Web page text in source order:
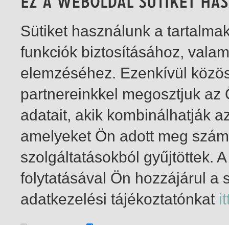
1-15 / insgesamt 15 Treffer
Sütiket használunk a
funkciók biztosításához,
elemzéséhez. Ezenkívül
partnereinkkel megosztjuk
adatait, akik kombinálhatják
amelyeket Ön adott meg
szolgáltatásokból gyűjtöttek.
folytatásával Ön hozzájárul a
adatkezelési tájékoztatónkat